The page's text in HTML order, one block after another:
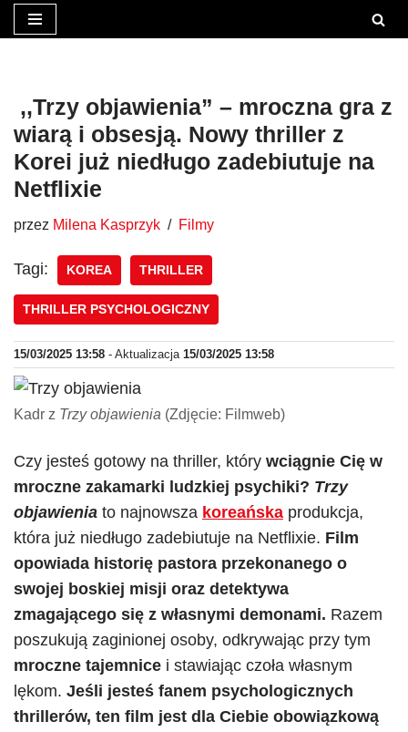
treści
​ ,,Trzy objawienia” – mroczna gra z
wiarą i obsesją. Nowy thriller z
Korei już niedługo zadebiutuje na
Netflixie
przez Milena Kasprzyk Filmy
Tagi: KOREA THRILLER
THRILLER PSYCHOLOGICZNY
15/03/2025 13:58 - Aktualizacja 15/03/2025 13:58
Kadr z Trzy objawienia (Zdjęcie: Filmweb)
Czy jesteś gotowy na thriller, który wciągnie Cię w
mroczne zakamarki ludzkiej psychiki? Trzy
objawienia to najnowsza koreańska produkcja,
która już niedługo zadebiutuje na Netflixie. Film
opowiada historię pastora przekonanego o
swojej boskiej misji oraz detektywa
zmagającego się z własnymi demonami. Razem
poszukują zaginionej osoby, odkrywając przy tym
mroczne tajemnice i stawiając czoła własnym
lękom. Jeśli jesteś fanem psychologicznych
thrillerów, ten film jest dla Ciebie obowiązkową